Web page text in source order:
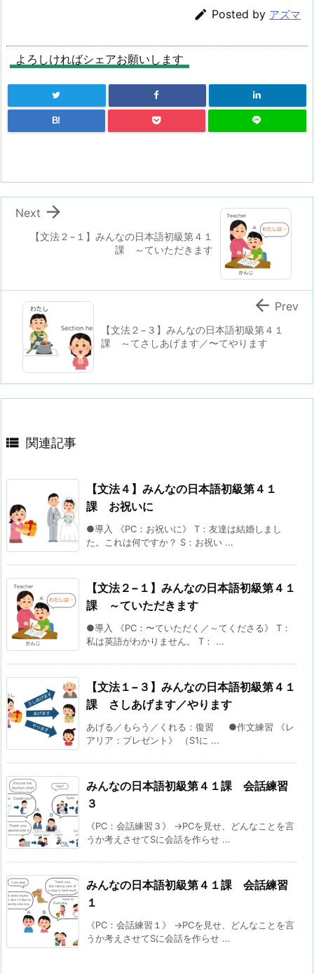
 Posted by アズマ
よろしければシェアお願いします
B!
【文法２−１】みんなの日本語初級第４１
課 ～ていただきます

Next
【文法２−３】みんなの日本語初級第４１
課 ～てさしあげます／〜てやります
 Prev
 関連記事
【文法４】みんなの日本語初級第４１
課 お祝いに
●導入 《PC：お祝いに》 T：友達は結婚しまし
た。これは何ですか？ S：お祝い ...
【文法２−１】みんなの日本語初級第４１
課 ～ていただきます
●導入 《PC：〜ていただく／～てくださる》 T：
私は英語がわかりません。 T： ...
【文法１−３】みんなの日本語初級第４１
課 さしあげます／やります
あげる／もらう／くれる：復習 ●作文練習 《レ
アリア：プレゼント》 （S1に ...
みんなの日本語初級第４１課 会話練習
３
《PC：会話練習３》 →PCを見せ、どんなことを言
うか考えさせてSに会話を作らせ ...
みんなの日本語初級第４１課 会話練習
１
《PC：会話練習１》 →PCを見せ、どんなことを言
うか考えさせてSに会話を作らせ ...